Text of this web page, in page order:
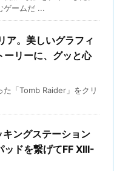
ゲームだ ...
。美しいグラフィ
ーリーに、グッと心
「Tomb Raider」をクリ
ングステーション
ドを繋げてFF XIII-